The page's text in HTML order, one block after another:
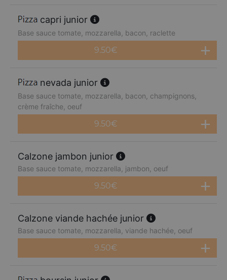
capri junior
Base sauce tomate, mozzarella, bacon, raclette
9.50€
nevada junior
Base sauce tomate, mozzarella, bacon, champignons,
crème fraîche, oeuf
9.50€
Calzone jambon junior
Base sauce tomate, mozzarella, jambon, oeuf
9.50€
Calzone viande hachée junior
Base sauce tomate, mozzarella, viande hachée, oeuf
9.50€